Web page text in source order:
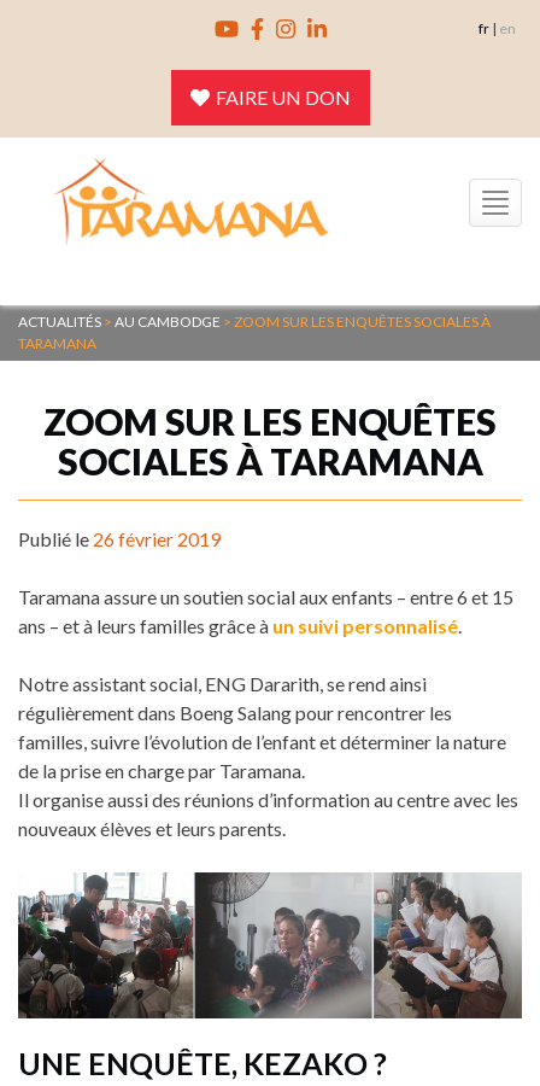
FAIRE UN DON
fr | en
Toggle
navigation
ACTUALITÉS > AU CAMBODGE > ZOOM SUR LES ENQUÊTES SOCIALES À
TARAMANA
ZOOM SUR LES ENQUÊTES
SOCIALES À TARAMANA
Publié le 26 février 2019
Taramana assure un soutien social aux enfants – entre 6 et 15
ans – et à leurs familles grâce à un suivi personnalisé.
Notre assistant social, ENG Dararith, se rend ainsi
régulièrement dans Boeng Salang pour rencontrer les
familles, suivre l’évolution de l’enfant et déterminer la nature
de la prise en charge par Taramana.
Il organise aussi des réunions d’information au centre avec les
nouveaux élèves et leurs parents.
UNE ENQUÊTE, KEZAKO ?